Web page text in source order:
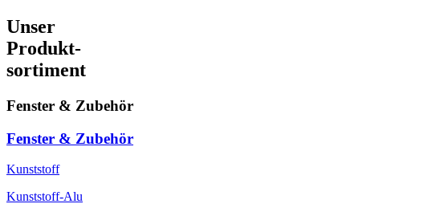
Unser
Produkt-
sortiment
Fenster & Zubehör
Fenster & Zubehör
Kunststoff
Kunststoff-Alu